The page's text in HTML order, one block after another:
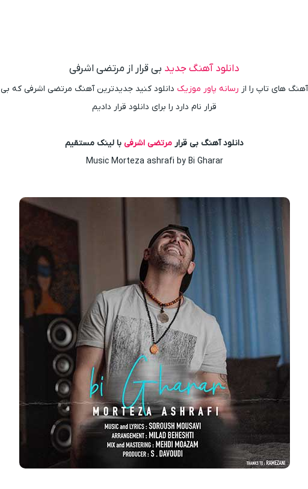
دانلود آهنگ جدید بی قرار از مرتضی اشرفی
آهنگ های تاپ را از رسانه پاور موزیک دانلود کنید جدیدترین آهنگ مرتضی اشرفی که بی
قرار نام دارد را برای دانلود قرار دادیم
دانلود آهنگ بی قرار مرتضی اشرفی با لینک مستقیم
Music Morteza ashrafi by Bi Gharar